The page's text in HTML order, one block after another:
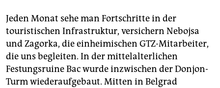
Jeden Monat sehe man Fortschritte in der
touristischen Infrastruktur, versichern Nebojsa
und Zagorka, die einheimischen GTZ-Mitarbeiter,
die uns begleiten. In der mittelalterlichen
Festungsruine Bac wurde inzwischen der Donjon-
Turm wiederaufgebaut. Mitten in Belgrad